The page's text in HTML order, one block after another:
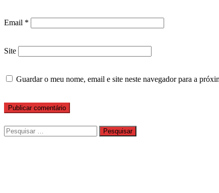
Email *
Site
Guardar o meu nome, email e site neste navegador para a
Pesquisar
por: